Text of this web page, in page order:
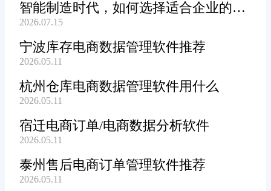
智能制造时代，如何选择适合企业的
WMS系统?
2026.07.15
宁波库存电商数据管理软件推荐
2026.05.11
杭州仓库电商数据管理软件用什么
2026.05.11
宿迁电商订单/电商数据分析软件
2026.05.11
泰州售后电商订单管理软件推荐
2026.05.11